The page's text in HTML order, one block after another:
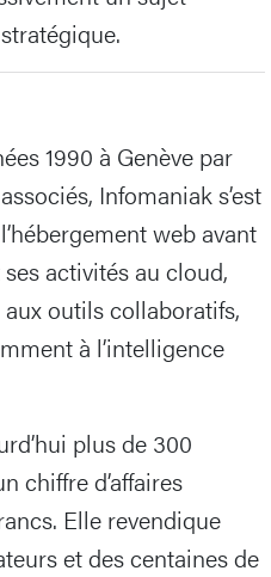
1990 à Genève par
Infomaniak s’est
web avant
activités au cloud,
outils collaboratifs,
à l’intelligence
plus de 300
chiffre d’affaires
Elle revendique
et des centaines de